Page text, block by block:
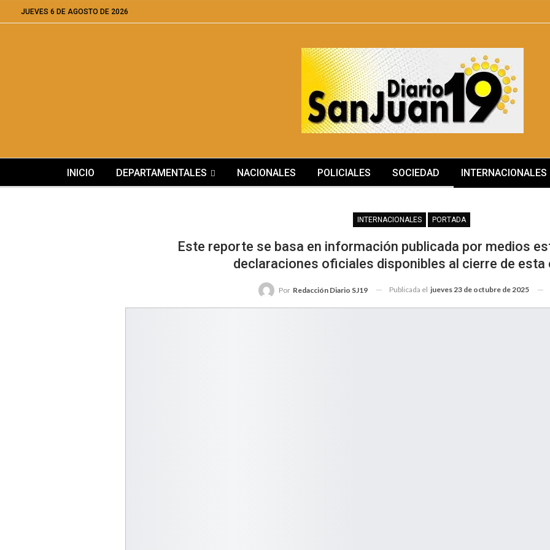
JUEVES 6 DE AGOSTO DE 2026
INICIO DEPARTAMENTALES NACIONALES POLICIALES SOCIEDAD INTERNACIONALES
INTERNACIONALES PORTADA
Este reporte se basa en información publicada por medios
declaraciones oficiales disponibles al cierre de esta
Por Redacción Diario SJ19 Publicada el jueves 23 de octubre de 2025